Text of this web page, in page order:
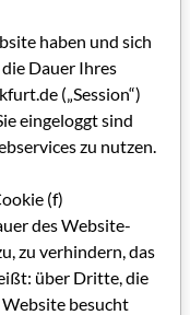
haben und sich
Dauer Ihres
(„Session“)
eingeloggt sind
zu nutzen.
(f)
des Website-
zu verhindern, das
über Dritte, die
besucht